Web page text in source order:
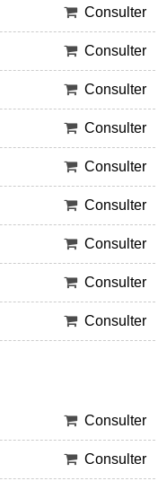
Consulter
Consulter
Consulter
Consulter
Consulter
Consulter
Consulter
Consulter
Consulter
Consulter
Consulter